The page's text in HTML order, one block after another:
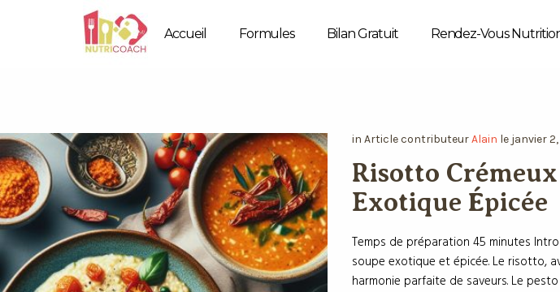
Accueil Formules Bilan Gratuit Rendez-Vous
inArticlecontributeurAlainlejanvier 2,
Risotto
Exotique Épicée
Temps de préparation 45 minutes
soupe exotique et épicée. Le risotto,
harmonie parfaite de saveurs. Le